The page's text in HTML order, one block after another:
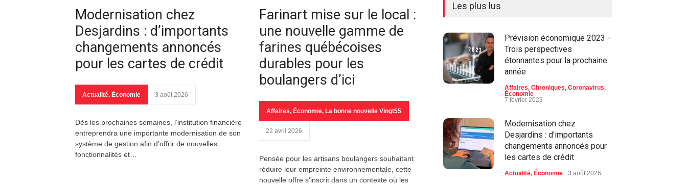
Modernisation chez
Desjardins : d’importants
changements annoncés
pour les cartes de crédit
Actualité, Économie 3 août 2026
Dès les prochaines semaines, l’institution financière
entreprendra une importante modernisation de son
système de gestion afin d’offrir de nouvelles
fonctionnalités et…
Farinart mise sur le local :
une nouvelle gamme de
farines québécoises
durables pour les
boulangers d’ici
Affaires, Économie, La bonne nouvelle Vingt55
22 avril 2026
Pensée pour les artisans boulangers souhaitant
réduire leur empreinte environnementale, cette
nouvelle offre s’inscrit dans un contexte où les
Les plus lus
Prévision économique 2023 -
Trois perspectives
étonnantes pour la prochaine
année
Affaires, Chroniques, Coronavirus,
Économie
7 février 2023
Modernisation chez
Desjardins : d'importants
changements annoncés pour
les cartes de crédit
Actualité, Économie 3 août 2026